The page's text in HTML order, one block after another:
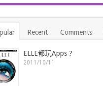
Recent Comments
ELLE都玩Apps ?
2011/10/11